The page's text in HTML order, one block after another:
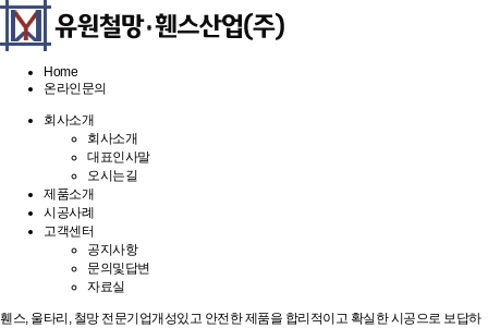
Home
온라인문의
회사소개
회사소개
대표인사말
오시는길
제품소개
시공사례
고객센터
공지사항
문의및답변
자료실
휀스, 울타리, 철망 전문기업개성있고 안전한 제품을 합리적이고 확실한 시공으로 보답하